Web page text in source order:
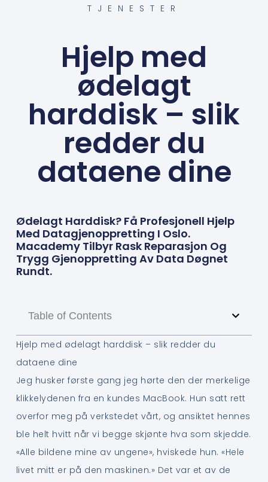
TJENESTER
Hjelp med
ødelagt
harddisk – slik
redder du
dataene dine
Ødelagt Harddisk? Få Profesjonell Hjelp
Med Datagjenoppretting I Oslo.
Macademy Tilbyr Rask Reparasjon Og
Trygg Gjenoppretting Av Data Døgnet
Rundt.
Table of Contents
Hjelp med ødelagt harddisk – slik redder du
dataene dine
Jeg husker første gang jeg hørte den der merkelige
klikkelydenen fra en kundes MacBook. Hun satt rett
overfor meg på verkstedet vårt, og ansiktet hennes
ble helt hvitt når vi begge skjønte hva som skjedde.
«Alle bildene mine av ungene», hviskede hun. «Hele
livet mitt er på den maskinen.» Det var et av de